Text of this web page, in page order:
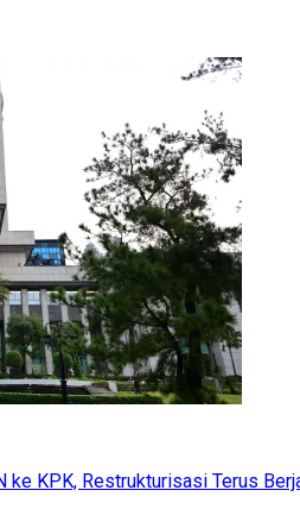
ke KPK, Restrukturisasi Terus